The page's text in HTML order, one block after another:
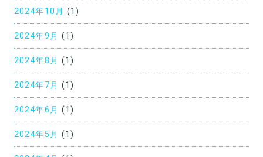
2024年10月 (1)
2024年9月 (1)
2024年8月 (1)
2024年7月 (1)
2024年6月 (1)
2024年5月 (1)